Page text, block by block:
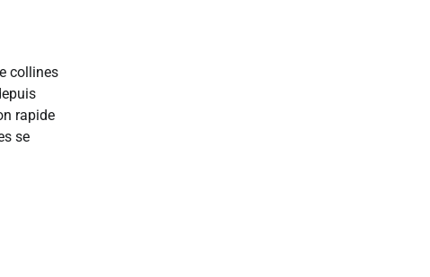
collines
rapide
se